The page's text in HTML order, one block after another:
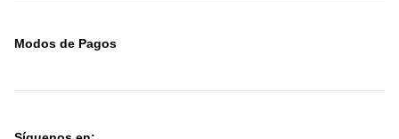
Modos de Pagos